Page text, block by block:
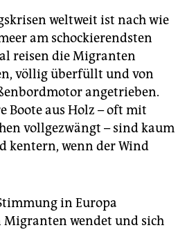
weltweit ist nach wie
am schockierendsten
reisen die Migranten
völlig überfüllt und von
angetrieben.
Boote aus Holz – oft mit
vollgezwängt – sind kaum
kentern, wenn der Wind
in Europa
Migranten wendet und sich